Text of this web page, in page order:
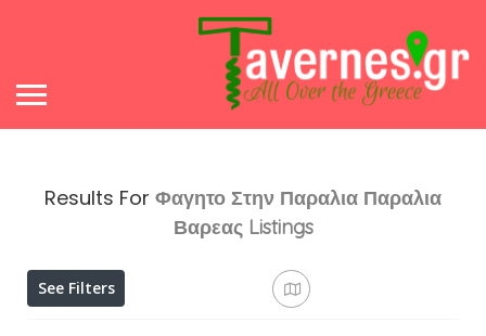
Results For Φαγητο Στην Παραλια Παραλια
Βαρεας Listings
See Filters